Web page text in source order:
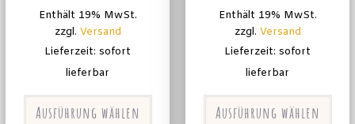
Enthält 19% MwSt.
zzgl. Versand
Lieferzeit: sofort
lieferbar
Ausführung wählen
Enthält 19% MwSt.
zzgl. Versand
Lieferzeit: sofort
lieferbar
Ausführung wählen